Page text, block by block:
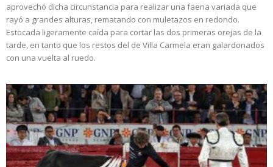
aprovechó dicha circunstancia para realizar una faena variada que
rayó a grandes alturas, rematando con muletazos en redondo.
Estocada ligeramente caída para cortar las dos primeras orejas de la
tarde, en tanto que los restos del de Villa Carmela eran galardonados
con una vuelta al ruedo.